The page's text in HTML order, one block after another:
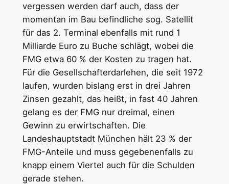
vergessen werden darf auch, dass der
momentan im Bau befindliche sog. Satellit
für das 2. Terminal ebenfalls mit rund 1
Milliarde Euro zu Buche schlägt, wobei die
FMG etwa 60 % der Kosten zu tragen hat.
Für die Gesellschafterdarlehen, die seit 1972
laufen, wurden bislang erst in drei Jahren
Zinsen gezahlt, das heißt, in fast 40 Jahren
gelang es der FMG nur dreimal, einen
Gewinn zu erwirtschaften. Die
Landeshauptstadt München hält 23 % der
FMG-Anteile und muss gegebenenfalls zu
knapp einem Viertel auch für die Schulden
gerade stehen.